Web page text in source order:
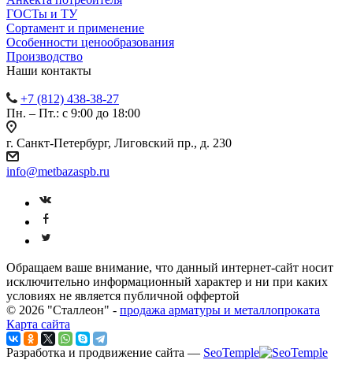
ГОСТы и ТУ
Сортамент и применение
Особенности ценообразования
Производство
Наши контакты
+7 (812) 438-38-27
Пн. – Пт.: с 9:00 до 18:00
г. Санкт-Петербург, Лиговский пр., д. 230
info@metbazaspb.ru
Обращаем ваше внимание, что данный интернет-сайт носит
исключительно информационный характер и ни при каких
условиях не является публичной оффертой
© 2026 "Сталлеон" - продажа арматуры и металлопроката
Карта сайта
Разработка и продвижение сайта — SeoTemple